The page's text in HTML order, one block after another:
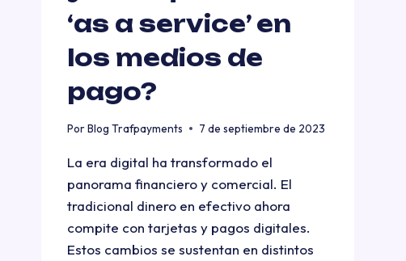
‘as a service’ en
los medios de
pago?
PorBlog Trafpayments 7 de septiembre de 2023
La era digital ha transformado el
panorama financiero y comercial. El
tradicional dinero en efectivo ahora
compite con tarjetas y pagos digitales.
Estos cambios se sustentan en distintos